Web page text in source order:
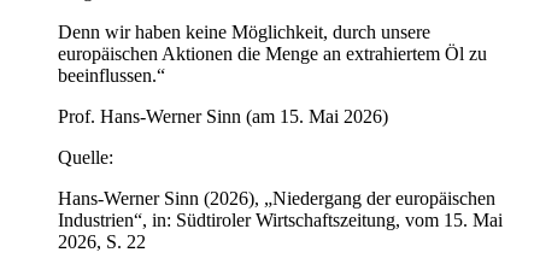
Denn wir haben keine Möglichkeit, durch unsere
europäischen Aktionen die Menge an extrahiertem Öl zu
beeinflussen.“
Prof. Hans-Werner Sinn (am 15. Mai 2026)
Quelle:
Hans-Werner Sinn (2026), „Niedergang der europäischen
Industrien“, in: Südtiroler Wirtschaftszeitung, vom 15. Mai
2026, S. 22